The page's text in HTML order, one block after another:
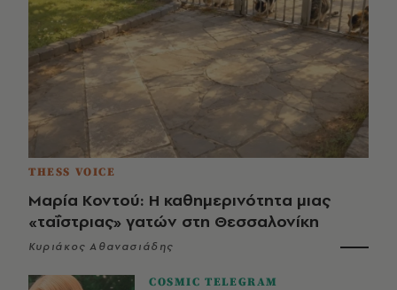
THESS VOICE
Μαρία Κοντού: Η καθημερινότητα μιας
«ταΐστριας» γατών στη Θεσσαλονίκη
Κυριάκος Αθανασιάδης
COSMIC TELEGRAM